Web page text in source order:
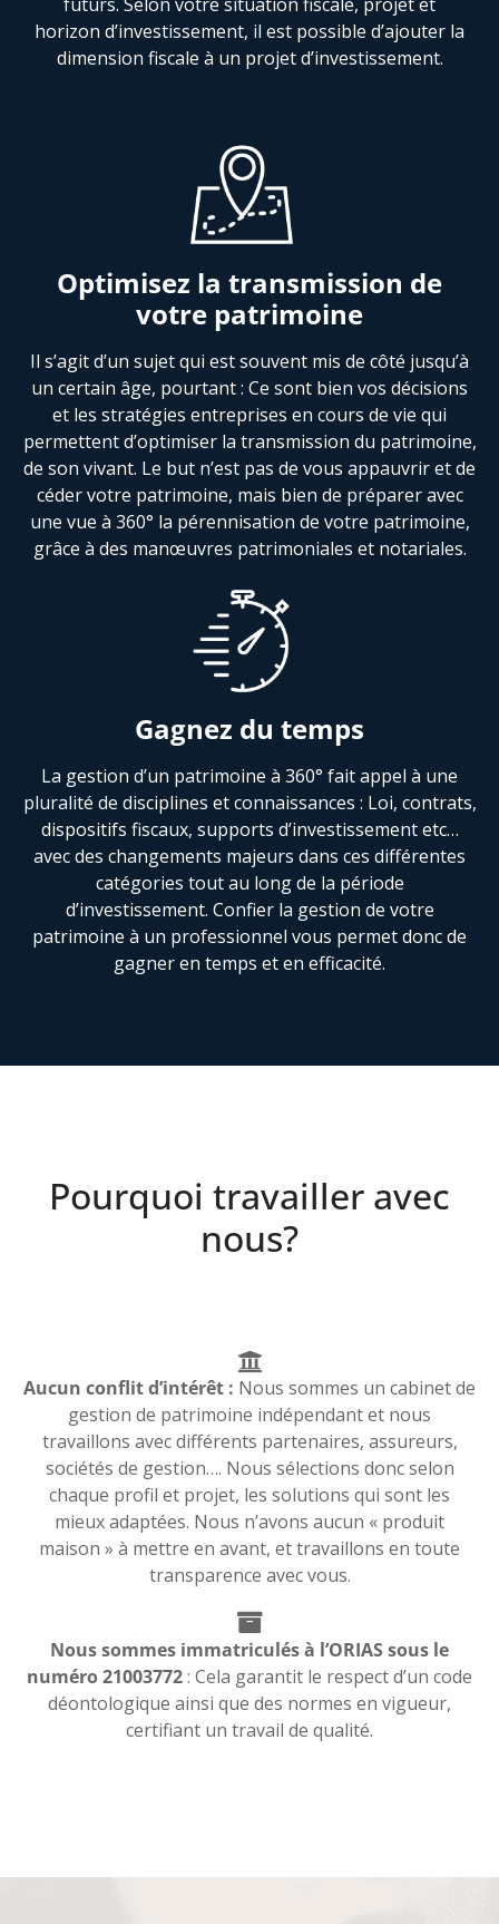
horizon d’investissement, il est possible d’ajouter la
dimension fiscale à un projet d’investissement.
Optimisez la transmission de
votre patrimoine
Il s’agit d’un sujet qui est souvent mis de côté jusqu’à
un certain âge, pourtant : Ce sont bien vos décisions
et les stratégies entreprises en cours de vie qui
permettent d’optimiser la transmission du patrimoine,
de son vivant. Le but n’est pas de vous appauvrir et de
céder votre patrimoine, mais bien de préparer avec
une vue à 360° la pérennisation de votre patrimoine,
grâce à des manœuvres patrimoniales et notariales.
Gagnez du temps
La gestion d’un patrimoine à 360° fait appel à une
pluralité de disciplines et connaissances : Loi, contrats,
dispositifs fiscaux, supports d’investissement etc…
avec des changements majeurs dans ces différentes
catégories tout au long de la période
d’investissement. Confier la gestion de votre
patrimoine à un professionnel vous permet donc de
gagner en temps et en efficacité.
Pourquoi travailler avec
nous?
Aucun conflit d’intérêt : Nous sommes un cabinet de
gestion de patrimoine indépendant et nous
travaillons avec différents partenaires, assureurs,
sociétés de gestion…. Nous sélections donc selon
chaque profil et projet, les solutions qui sont les
mieux adaptées. Nous n’avons aucun « produit
maison » à mettre en avant, et travaillons en toute
transparence avec vous.
Nous sommes immatriculés à l’ORIAS sous le
numéro 21003772: Cela garantit le respect d’un code
déontologique ainsi que des normes en vigueur,
certifiant un travail de qualité.